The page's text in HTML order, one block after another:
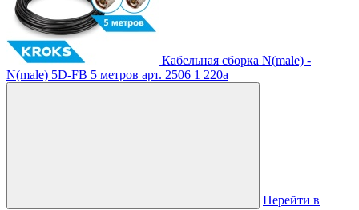
Кабельная сборка N(male) -
N(male) 5D-FB 5 метров арт. 2506 1 220a
Перейти в